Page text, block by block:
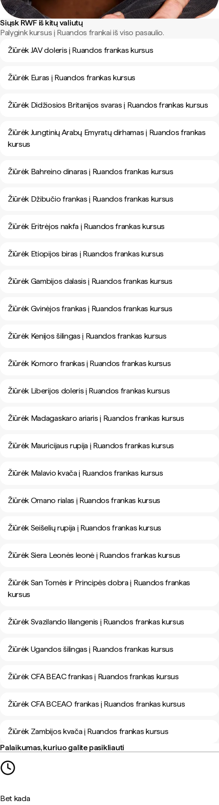
Siųsk RWF iš kitų valiutų
Palygink kursus į Ruandos frankai iš viso pasaulio.
Žiūrėk JAV doleris į Ruandos frankas kursus
Žiūrėk Euras į Ruandos frankas kursus
Žiūrėk Didžiosios Britanijos svaras į Ruandos frankas kursus
Žiūrėk Jungtinių Arabų Emyratų dirhamas į Ruandos frankas
kursus
Žiūrėk Bahreino dinaras į Ruandos frankas kursus
Žiūrėk Džibučio frankas į Ruandos frankas kursus
Žiūrėk Eritrėjos nakfa į Ruandos frankas kursus
Žiūrėk Etiopijos biras į Ruandos frankas kursus
Žiūrėk Gambijos dalasis į Ruandos frankas kursus
Žiūrėk Gvinėjos frankas į Ruandos frankas kursus
Žiūrėk Kenijos šilingas į Ruandos frankas kursus
Žiūrėk Komoro frankas į Ruandos frankas kursus
Žiūrėk Liberijos doleris į Ruandos frankas kursus
Žiūrėk Madagaskaro ariaris į Ruandos frankas kursus
Žiūrėk Mauricijaus rupija į Ruandos frankas kursus
Žiūrėk Malavio kvača į Ruandos frankas kursus
Žiūrėk Omano rialas į Ruandos frankas kursus
Žiūrėk Seišelių rupija į Ruandos frankas kursus
Žiūrėk Siera Leonės leonė į Ruandos frankas kursus
Žiūrėk San Tomės ir Principės dobra į Ruandos frankas
kursus
Žiūrėk Svazilando lilangenis į Ruandos frankas kursus
Žiūrėk Ugandos šilingas į Ruandos frankas kursus
Žiūrėk CFA BEAC frankas į Ruandos frankas kursus
Žiūrėk CFA BCEAO frankas į Ruandos frankas kursus
Žiūrėk Zambijos kvača į Ruandos frankas kursus
Palaikumas, kuriuo galite pasikliauti
Bet kada